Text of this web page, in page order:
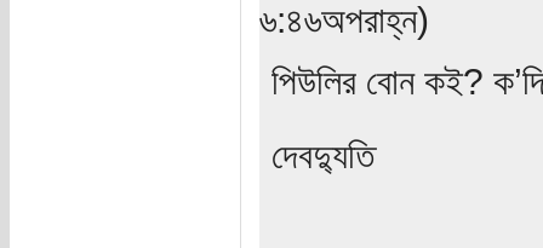
৬:৪৬অপরাহ্ন)
পিউলির বোন কই?
দেবদ্যুতি